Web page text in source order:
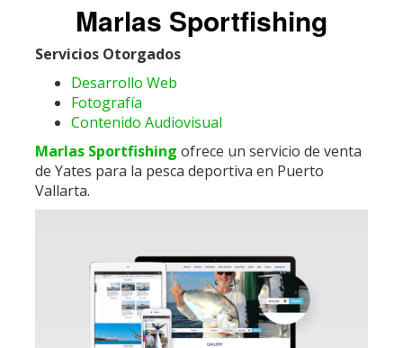
Marlas Sportfishing
Servicios Otorgados
Desarrollo Web
Fotografía
Contenido Audiovisual
Marlas Sportfishing ofrece un servicio de venta
de Yates para la pesca deportiva en Puerto
Vallarta.